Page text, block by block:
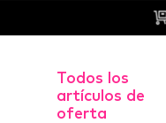
Todos los
artículos de
oferta